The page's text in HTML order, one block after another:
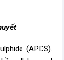
(APDS).